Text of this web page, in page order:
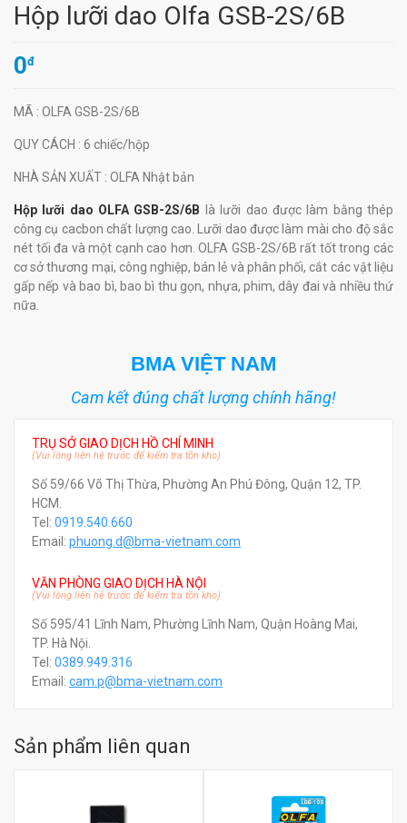
Hộp lưỡi dao Olfa GSB-2S/6B
0đ
MÃ : OLFA GSB-2S/6B
QUY CÁCH : 6 chiếc/hộp
NHÀ SẢN XUẤT : OLFA Nhật bản
Hộp lưỡi dao OLFA GSB-2S/6B
là lưỡi dao được làm bằng thép
công cụ cacbon chất lượng cao. Lưỡi dao được làm mài cho độ sắc
nét tối đa và một cạnh cao hơn. OLFA GSB-2S/6B rất tốt trong các
cơ sở thương mại, công nghiệp, bán lẻ và phân phối, cắt các vật liệu
gấp nếp và bao bì, bao bì thu gọn, nhựa, phim, dây đai và nhiều thứ
nữa.
BMA VIỆT NAM
Cam kết đúng chất lượng chính hãng!
TRỤ SỞ GIAO DỊCH HỒ CHÍ MINH
(Vui lòng liên hệ trước để kiểm tra tồn kho)
Số 59/66 Võ Thị Thừa, Phường An Phú Đông, Quận 12, TP.
HCM.
Tel: 0919.540.660
Email: phuong.d@bma-vietnam.com
VĂN PHÒNG GIAO DỊCH HÀ NỘI
(Vui lòng liên hệ trước để kiểm tra tồn kho)
Số 595/41 Lĩnh Nam, Phường Lĩnh Nam, Quận Hoàng Mai,
TP. Hà Nội.
Tel: 0389.949.316
Email: cam.p@bma-vietnam.com
Sản phẩm liên quan